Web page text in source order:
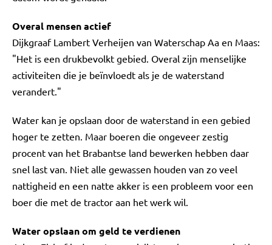
Overal mensen actief
Dijkgraaf Lambert Verheijen van Waterschap Aa en Maas:
"Het is een drukbevolkt gebied. Overal zijn menselijke
activiteiten die je beïnvloedt als je de waterstand
verandert."
Water kan je opslaan door de waterstand in een gebied
hoger te zetten. Maar boeren die ongeveer zestig
procent van het Brabantse land bewerken hebben daar
snel last van. Niet alle gewassen houden van zo veel
nattigheid en een natte akker is een probleem voor een
boer die met de tractor aan het werk wil.
Water opslaan om geld te verdienen